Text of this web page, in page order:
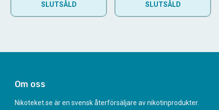
SLUTSÅLD SLUTSÅLD
Om oss
Nikoteket.se är en svensk återförsäljare av nikotinprodukter.